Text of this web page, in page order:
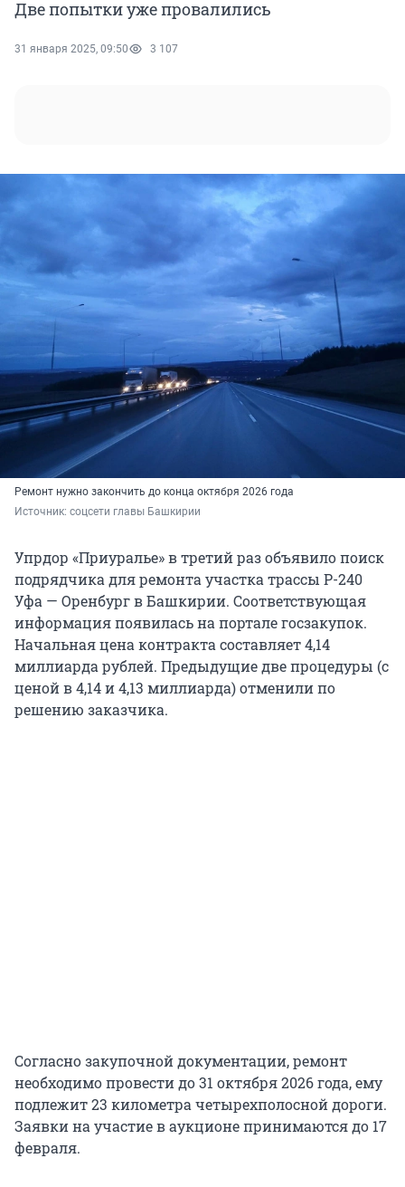
Две попытки уже провалились
31 января 2025, 09:50 3 107
Ремонт нужно закончить до конца октября 2026 года
Источник: соцсети главы Башкирии
Упрдор «Приуралье» в третий раз объявило поиск
подрядчика для ремонта участка трассы Р-240
Уфа — Оренбург в Башкирии. Соответствующая
информация появилась на портале госзакупок.
Начальная цена контракта составляет 4,14
миллиарда рублей. Предыдущие две процедуры (с
ценой в 4,14 и 4,13 миллиарда) отменили по
решению заказчика.
Согласно закупочной документации, ремонт
необходимо провести до 31 октября 2026 года, ему
подлежит 23 километра четырехполосной дороги.
Заявки на участие в аукционе принимаются до 17
февраля.